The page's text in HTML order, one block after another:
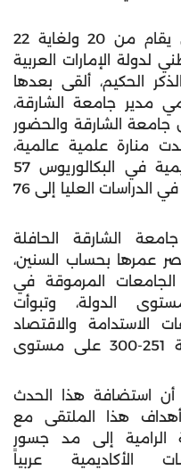
استهل حفل الملتقى الذي يقام من 20 ولغاية 22
لدولة الإمارات العربية
الحكيم، ألقى بعدها
مدير جامعة الشارقة،
الشارقة والحضور
منارة علمية عالمية،
وتجاوز عدد برامجها الأكاديمية في البكالوريوس 57
برنامجاً، وانتهى عدد برامجها في الدراسات العليا إلى 76
الشارقة الحافلة
عمرها بحساب السنين،
المرموقة في
الدولة، وتبوأت
الاستدامة والاقتصاد
الأخضر، وصنفت ضمن فئة 251-300 على مستوى
أن استضافة هذا الحدث
هذا الملتقى مع
الرامية إلى مد جسور
الأكاديمية عربياً